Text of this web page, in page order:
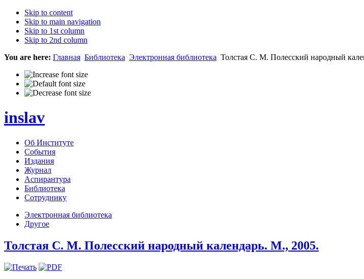
Skip to content
Skip to main navigation
Skip to 1st column
Skip to 2nd column
You are here: Главная Библиотека Электронная библиотека Толстая С. М. Полесский народный
inslav
Об Институте
События
Издания
Журнал
Аспирантура
Библиотека
Сотруднику
Электронная библиотека
Другое
Толстая С. М. Полесский народный календарь. М., 2005.